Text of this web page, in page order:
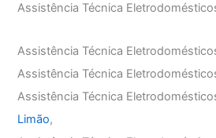
Assistência Técnica
Assistência Técnica
Assistência Técnica
Assistência Técnica
Limão,